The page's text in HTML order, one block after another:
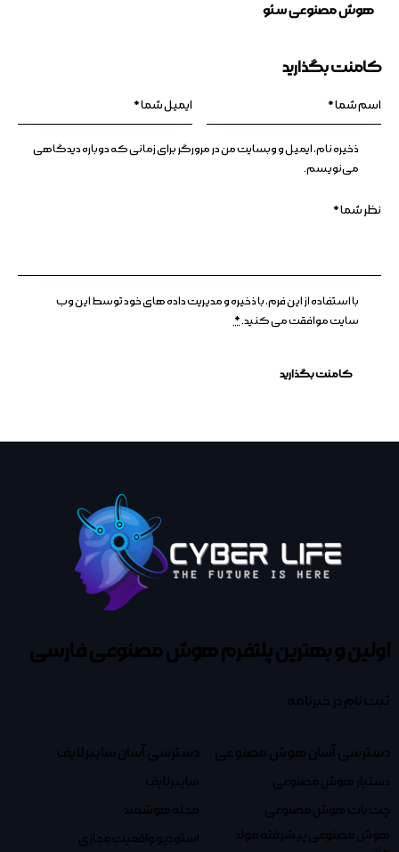
هوش مصنوعی سئو
کامنت بگذارید
ذخیره نام، ایمیل و وبسایت من در مرورگر برای زمانی که دوباره دیدگاهی
می‌نویسم.
با استفاده از این فرم، با ذخیره و مدیریت داده های خود توسط این وب
سایت موافقت می کنید.*
اولین و بهترین پلتفرمهوش مصنوعی فارسی
ثبت نام در خبرنامه
دسترسی آسان هوش مصنوعی
دستیار هوش مصنوعی
چت بات هوش مصنوعی
هوش مصنوعی پیشرفته مولد
دسترسی آسان سایبرلایف
سایبرلایف
مجله هوشمند
استودیو واقعیت مجازی